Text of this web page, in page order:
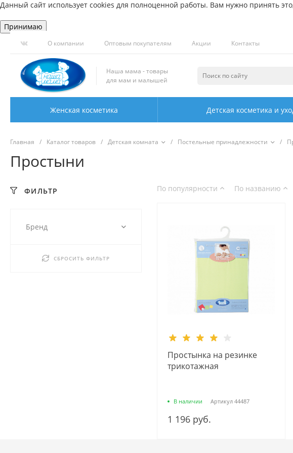
Данный сайт использует cookies для полноценной работы. Вам нужно принять
Принимаю
О компании Оптовым покупателям Акции Контакты
Наша мама - товары
для мам и малышей
Женская косметика Детская косметика и
Главная / Каталог товаров / Детская комната / Постельные принадлежности /
Простыни
ФИЛЬТР
Бренд
СБРОСИТЬ ФИЛЬТР
По популярности По названию
Простынка на резинке
трикотажная
В наличии Артикул 44487
1 196 руб.